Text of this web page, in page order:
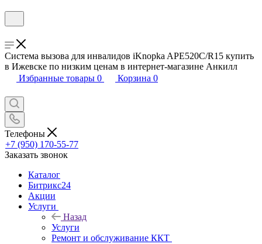
Система вызова для инвалидов iKnopka APE520C/R15 купить
в Ижевске по низким ценам в интернет-магазине Анкилл
Избранные товары 0 Корзина 0
Телефоны
+7 (950) 170-55-77
Заказать звонок
Каталог
Битрикс24
Акции
Услуги
Назад
Услуги
Ремонт и обслуживание ККТ